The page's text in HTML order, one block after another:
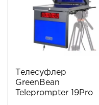
Телесуфлер
GreenBean
Teleprompter 19Pro